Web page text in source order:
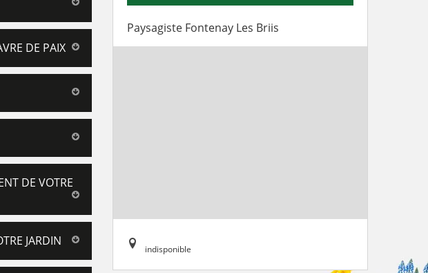
DE PAIX
DE VOTRE
JARDIN
Paysagiste Fontenay Les Briis
indisponible